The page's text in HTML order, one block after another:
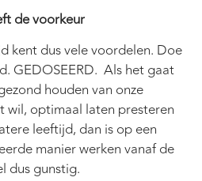
de voorkeur
kent dus vele voordelen. Doe
GEDOSEERD. Als het gaat
houden van onze
wil, optimaal laten presteren
leeftijd, dan is op een
manier werken vanaf de
dus gunstig.